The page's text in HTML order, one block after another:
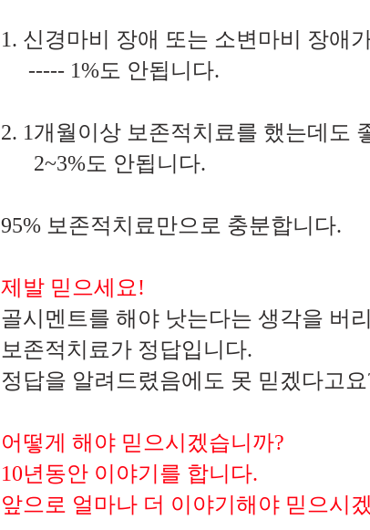
1. 신경마비 장애 또는 소변마비 장애
     ----- 1%도 안됩니다.
2. 1개월이상 보존적치료를 했는
      2~3%도 안됩니다.
95% 보존적치료만으로 충분합니다.
제발 믿으세요!
골시멘트를 해야 낫는다는 생각을 버
보존적치료가 정답입니다.
정답을 알려드렸음에도 못 믿겠다고요
어떻게 해야 믿으시겠습니까?
10년동안 이야기를 합니다.
앞으로 얼마나 더 이야기해야 믿으시